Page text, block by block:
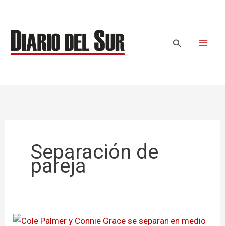
contenido
Buscar
Separación de
pareja
Cole